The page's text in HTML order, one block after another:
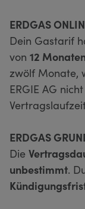
ERDGAS
Dein Gastarif
von 12
zwölf Monate,
ERGIE AG nicht
ERDGAS
Die
unbestimmt.